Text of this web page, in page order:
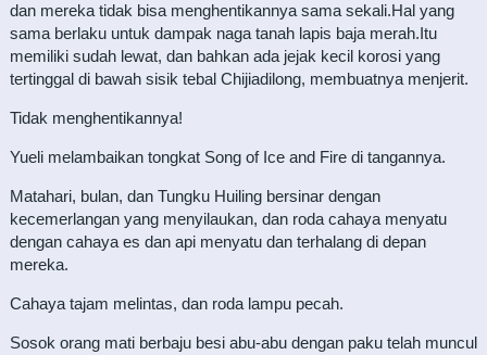
dan mereka tidak bisa menghentikannya sama sekali.Hal yang
sama berlaku untuk dampak naga tanah lapis baja merah.Itu
memiliki sudah lewat, dan bahkan ada jejak kecil korosi yang
tertinggal di bawah sisik tebal Chijiadilong, membuatnya menjerit.
Tidak menghentikannya!
Yueli melambaikan tongkat Song of Ice and Fire di tangannya.
Matahari, bulan, dan Tungku Huiling bersinar dengan
kecemerlangan yang menyilaukan, dan roda cahaya menyatu
dengan cahaya es dan api menyatu dan terhalang di depan
mereka.
Cahaya tajam melintas, dan roda lampu pecah.
Sosok orang mati berbaju besi abu-abu dengan paku telah muncul